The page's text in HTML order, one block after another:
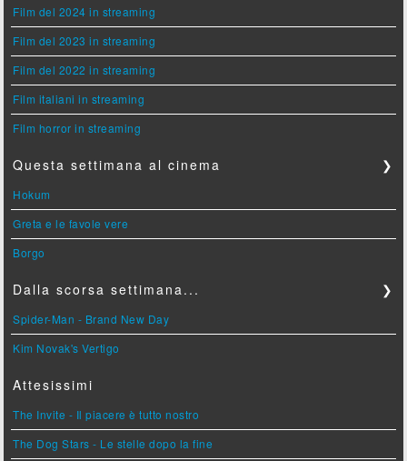
Film del 2024 in streaming
Film del 2023 in streaming
Film del 2022 in streaming
Film italiani in streaming
Film horror in streaming
Questa settimana al cinema ❯
Hokum
Greta e le favole vere
Borgo
Dalla scorsa settimana... ❯
Spider-Man - Brand New Day
Kim Novak's Vertigo
Attesissimi
The Invite - Il piacere è tutto nostro
The Dog Stars - Le stelle dopo la fine